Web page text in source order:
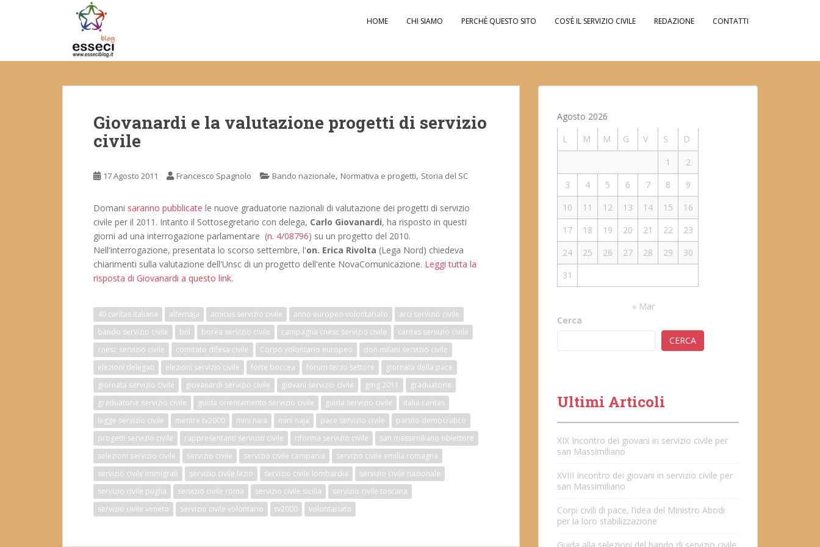
t
HOME CHI SIAMO PERCHÈ QUESTO SITO COS’È IL SERVIZIO CIVILE REDAZIONE CONTATTI
Giovanardi e la valutazione progetti di servizio
civile
17 Agosto 2011 Francesco Spagnolo Bando nazionale, Normativa e progetti, Storia del SC
Domani saranno pubblicate le nuove graduatorie nazionali di valutazione dei progetti di servizio
civile per il 2011. Intanto il Sottosegretario con delega, Carlo Giovanardi, ha risposto in questi
giorni ad una interrogazione parlamentare (n. 4/08796) su un progetto del 2010.
Nell'interrogazione, presentata lo scorso settembre, l'on. Erica Rivolta (Lega Nord) chiedeva
chiarimenti sulla valutazione dell'Unsc di un progetto dell'ente NovaComunicazione. Leggi tutta la
risposta di Giovanardi a questo link.
40 caritas italiana alternaja amicus servizio civile anno europeo volontariato
arci servizio civile
bando servizio civile
bnl borea servizio civile campagna cnesc servizio civile
caritas servizio civile
cnesc servizio civile
comitato difesa civile Corpo volontario europeo
don milani servizio civile
elezioni delegati
elezioni servizio civile forte boccea forum terzo settore
giornata della pace
giornata servizio civile
giovanardi servizio civile giovani servizio civile gmg 2011
graduatorie
graduatorie servizio civile
guida orientamento servizio civile guida servizio civile
italia caritas
legge servizio civile
mentre tv2000 mini naia mini naja pace servizio civile
partito democratico
progetti servizio civile
rappresentanti servizio civile riforma servizio civile
san massimiliano obiettore
selezioni servizio civile
servizio civile servizio civile campania
servizio civile emilia romagna
servizio civile immigrati
servizio civile lazio servizio civile lombardia
servizio civile nazionale
servizio civile puglia
servizio civile roma servizio civile sicilia
servizio civile toscana
servizio civile veneto
servizio civile volontario tv2000 volontariato
Agosto 2026
L
M M G V S
D
1
2
3
4 5 6 7 8
9
10
11 12 13 14 15
16
17
18 19 20 21 22
23
24
25 26 27 28 29
30
31
« Mar
Cerca
CERCA
Ultimi Articoli
XIX Incontro dei giovani in servizio civile per
san Massimiliano
XVIII Incontro dei giovani in servizio civile per
san Massimiliano
Corpi civili di pace, l’idea del Ministro Abodi
per la loro stabilizzazione